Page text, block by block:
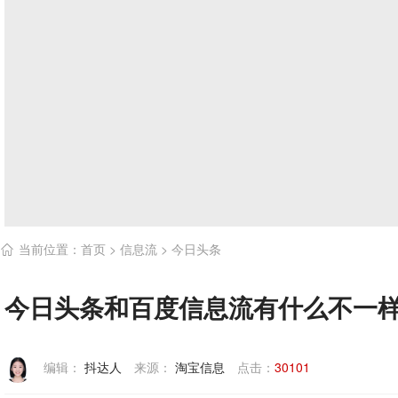
 当前位置： 首页 > 信息流 > 今日头条
今日头条和百度信息流有什么不一
编辑： 抖达人 来源： 淘宝信息 点击： 30101